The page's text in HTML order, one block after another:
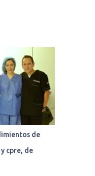
de
cpre, de